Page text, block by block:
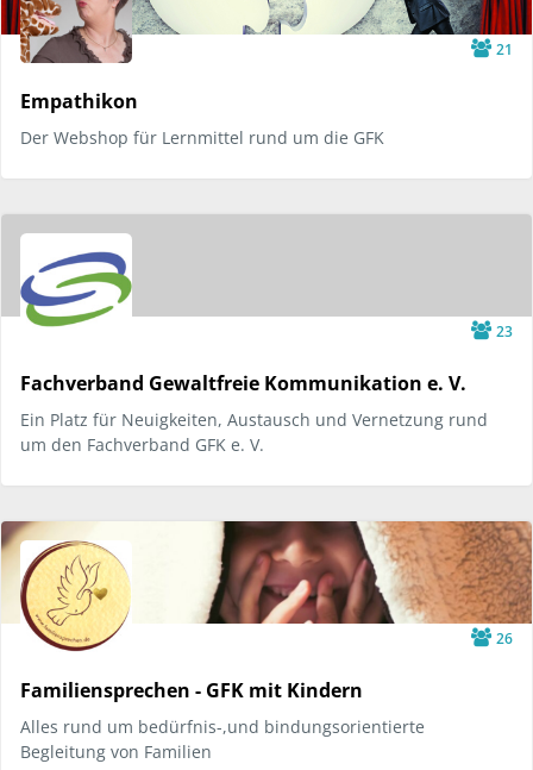
21
Empathikon
Der Webshop für Lernmittel rund um die GFK
23
Fachverband Gewaltfreie Kommunikation e. V.
Ein Platz für Neuigkeiten, Austausch und Vernetzung rund
um den Fachverband GFK e. V.
26
Familiensprechen - GFK mit Kindern
Alles rund um bedürfnis-,und bindungsorientierte
Begleitung von Familien